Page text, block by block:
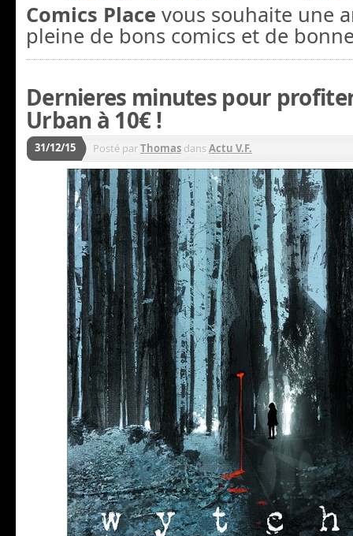
Comics Place vous souhaite une
pleine de bons comics et de
Dernieres minutes pour
Urban à 10€ !
31/12/15 Posté parThomas dansActu V.F.